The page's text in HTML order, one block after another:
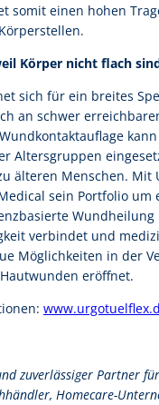
somit einen hohen
Körper nicht flach
sich für ein breites
an schwer
Altersgruppen
älteren Menschen. Mit
sein Portfolio um
verbindet und
Möglichkeiten in der
eröffnet.
zuverlässiger Partner
Homecare-